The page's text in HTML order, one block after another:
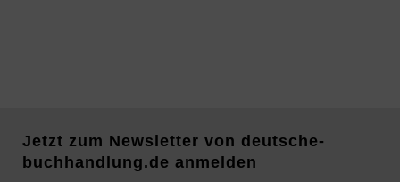
Jetzt zum Newsletter von deutsche-
buchhandlung.de anmelden